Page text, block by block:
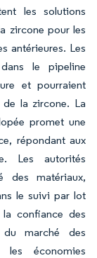
les solutions
zircone pour les
antérieures. Les
le pipeline
et pourraient
la zircone. La
promet une
répondant aux
Les autorités
des matériaux,
le suivi par lot
confiance des
marché des
économies